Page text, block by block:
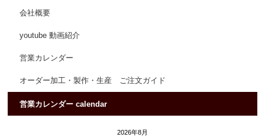
会社概要
youtube 動画紹介
営業カレンダー
オーダー加工・製作・生産 ご注文ガイド
営業カレンダー calendar
2026年8月